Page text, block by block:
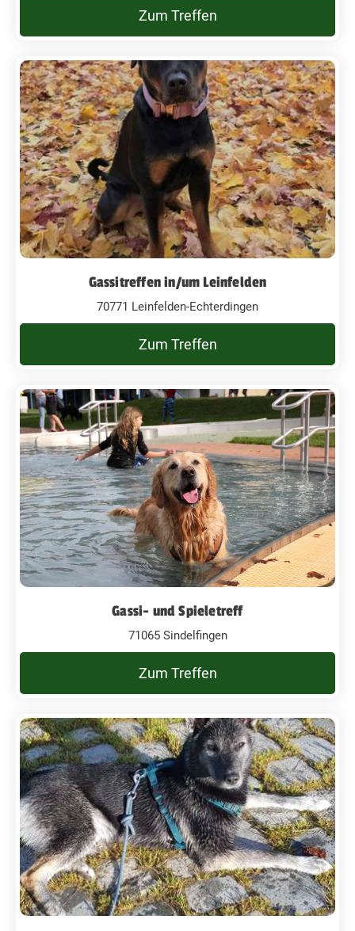
Zum Treffen
Gassitreffen in/um Leinfelden
70771 Leinfelden-Echterdingen
Zum Treffen
Gassi- und Spieletreff
71065 Sindelfingen
Zum Treffen